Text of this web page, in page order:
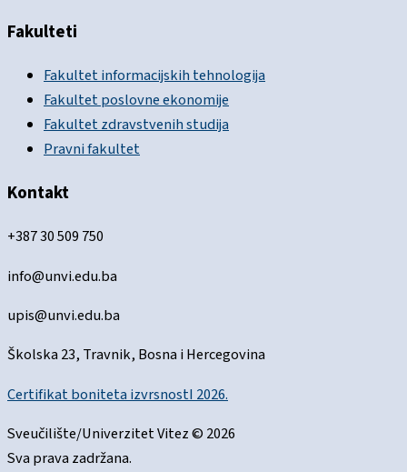
Fakulteti
Fakultet informacijskih tehnologija
Fakultet poslovne ekonomije
Fakultet zdravstvenih studija
Pravni fakultet
Kontakt
+387 30 509 750
info@unvi.edu.ba
upis@unvi.edu.ba
Školska 23, Travnik, Bosna i Hercegovina
Certifikat boniteta izvrsnostI 2026.
Sveučilište/Univerzitet Vitez © 2026
Sva prava zadržana.